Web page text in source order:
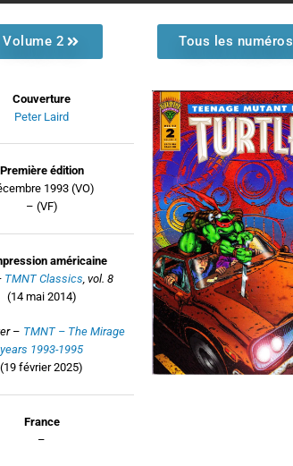
Volume 2 Tous les numéros
Couverture
Peter Laird
Première édition
1993 (VO)
– (VF)
américaine
TMNT Classics , vol. 8
(14 mai 2014)
– TMNT – The Mirage
years 1993-1995
(19 février 2025)
France
–